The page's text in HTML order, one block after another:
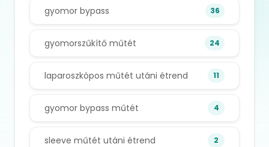
gyomor bypass 36
gyomorszűkítő műtét 24
laparoszkópos műtét utáni étrend 11
gyomor bypass műtét 4
sleeve műtét utáni étrend 2